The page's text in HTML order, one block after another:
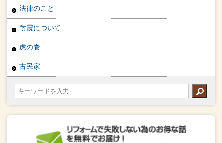
法律のこと
耐震について
虎の巻
古民家